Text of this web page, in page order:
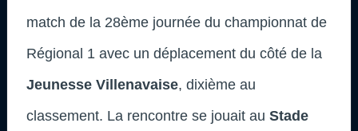
match de la 28ème journée du championnat de
Régional 1 avec un déplacement du côté de la
Jeunesse Villenavaise, dixième au
classement. La rencontre se jouait au Stade